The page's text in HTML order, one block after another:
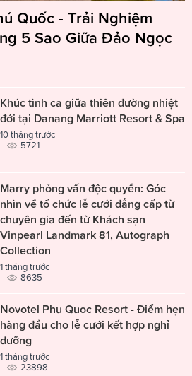
Quốc - Trải Nghiệm
5 Sao Giữa Đảo Ngọc
Khúc tình ca giữa thiên đường nhiệt
đới tại Danang Marriott Resort & Spa
10 tháng trước
5721
Marry phỏng vấn độc quyền: Góc
nhìn về tổ chức lễ cưới đẳng cấp từ
chuyên gia đến từ Khách sạn
Vinpearl Landmark 81, Autograph
Collection
1 tháng trước
8635
Novotel Phu Quoc Resort - Điểm hẹn
hàng đầu cho lễ cưới kết hợp nghỉ
dưỡng
1 tháng trước
23898